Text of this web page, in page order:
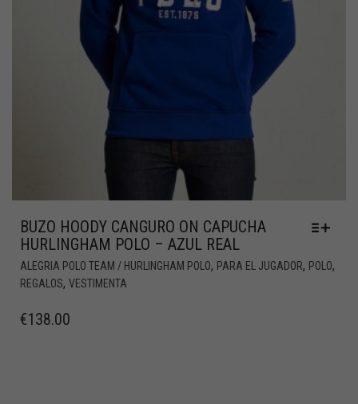
BUZO HOODY CANGURO ON CAPUCHA
HURLINGHAM POLO – AZUL REAL
ALEGRIA POLO TEAM / HURLINGHAM POLO, PARA EL JUGADOR, POLO,
REGALOS, VESTIMENTA
€138.00